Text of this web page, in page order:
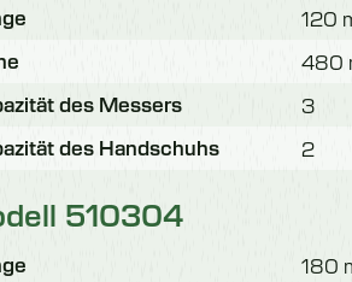
120
480
des Messers 3
des Handschuhs 2
510304
180